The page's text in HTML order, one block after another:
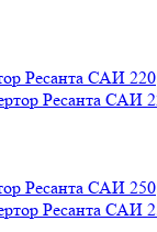
Ресанта САИ 220
Ресанта САИ 250